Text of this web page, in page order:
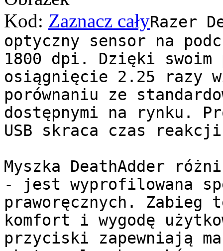
Kod: Zaznacz całyRazer
optyczny sensor na
1800 dpi. Dzięki swoim
osiągnięcie 2.25 razy
porównaniu ze
dostępnymi na rynku.
USB skraca czas
Myszka DeathAdder
- jest wyprofilowana
praworęcznych. Zabieg
komfort i wygodę
przyciski zapewniają